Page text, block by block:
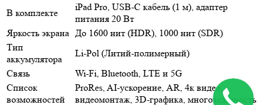
В комплекте
iPad Pro, USB-C кабель (1 м), адаптер
питания 20 Вт
Яркость экрана
До 1600 нит (HDR), 1000 нит (SDR)
Тип
аккумулятора
Li-Pol (Литий-полимерный)
Связь
Wi-Fi, Bluetooth, LTE и 5G
Список
возможностей
ProRes, AI-ускорение, AR, 4к видео,
видеомонтаж, 3D-графика, многозадачность